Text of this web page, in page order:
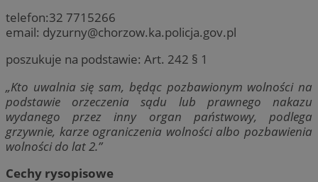
telefon:32 7715266
email: dyzurny@chorzow.ka.policja.gov.pl
poszukuje na podstawie: Art. 242 § 1
„Kto uwalnia się sam, będąc pozbawionym wolności na
podstawie orzeczenia sądu lub prawnego nakazu
wydanego przez inny organ państwowy, podlega
grzywnie, karze ograniczenia wolności albo pozbawienia
wolności do lat 2.”
Cechy rysopisowe